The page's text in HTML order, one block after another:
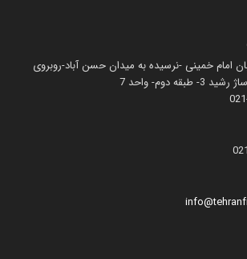
امام خمینی -نرسیده به میدان حسن آباد-روبروی
دوم- واحد 7